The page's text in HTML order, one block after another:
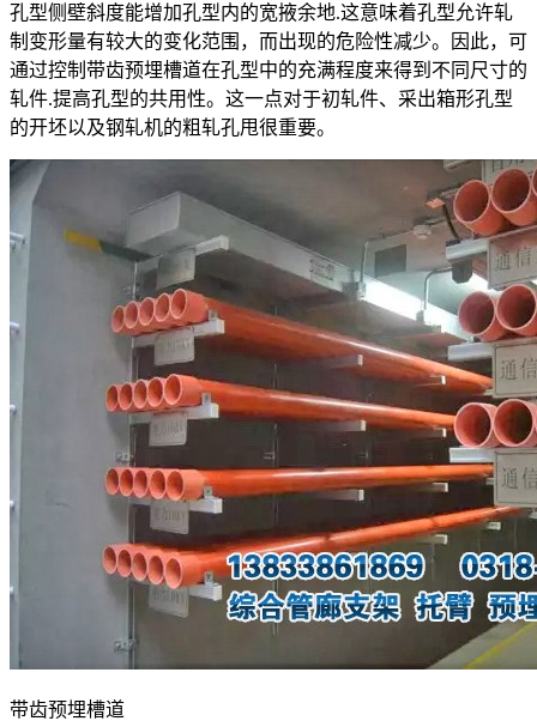
孔型侧壁斜度能增加孔型内的宽掖余地.这意味着孔型允许轧
制变形量有较大的变化范围，而出现的危险性减少。因此，可
通过控制带齿预埋槽道在孔型中的充满程度来得到不同尺寸的
轧件.提高孔型的共用性。这一点对于初轧件、采出箱形孔型
的开坯以及钢轧机的粗轧孔甩很重要。
带齿预埋槽道